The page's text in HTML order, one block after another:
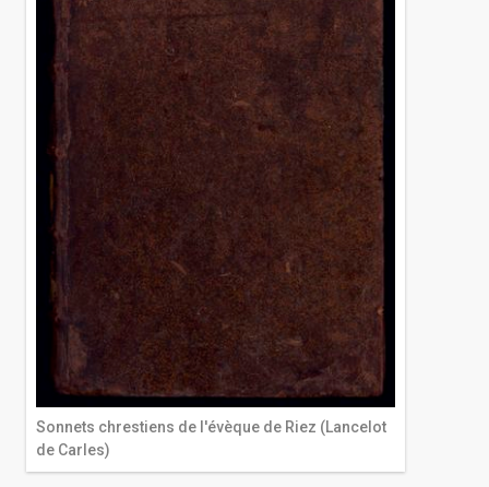
Sonnets chrestiens de l'évèque de Riez (Lancelot
de Carles)